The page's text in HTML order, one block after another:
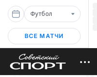
Футбол
ВСЕ МАТЧИ